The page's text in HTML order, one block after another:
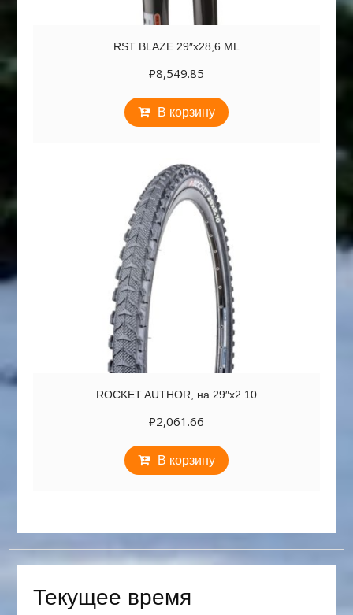
RST BLAZE 29″х28,6 ML
₽8,549.85
В корзину
ROCKET AUTHOR, на 29″х2.10
₽2,061.66
В корзину
Текущее время